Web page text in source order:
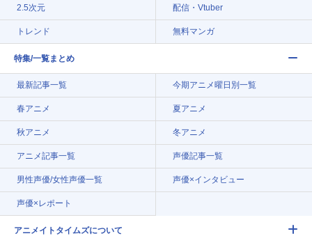
2.5次元 配信・Vtuber
トレンド 無料マンガ
特集/一覧まとめ
最新記事一覧 今期アニメ曜日別一覧
春アニメ 夏アニメ
秋アニメ 冬アニメ
アニメ記事一覧 声優記事一覧
男性声優/女性声優一覧 声優×インタビュー
声優×レポート
アニメイトタイムズについて